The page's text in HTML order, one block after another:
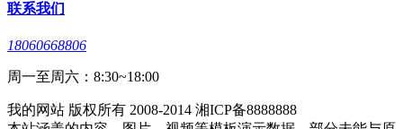
联系我们
18060668806
周一至周六：8:30~18:00
我的网站 版权所有 2008-2014 湘ICP备8888888